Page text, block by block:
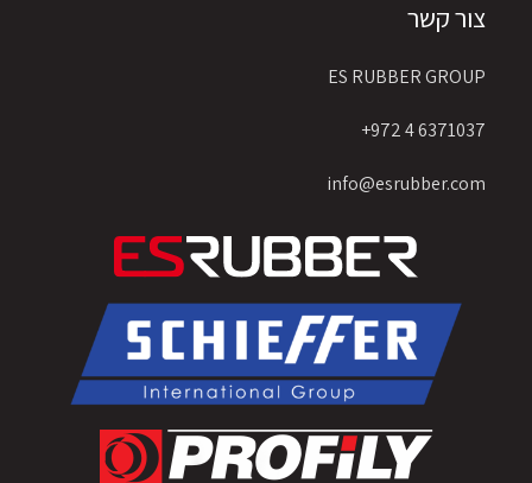
צור קשר
ES RUBBER GROUP
6371037 4 972+
info@esrubber.com